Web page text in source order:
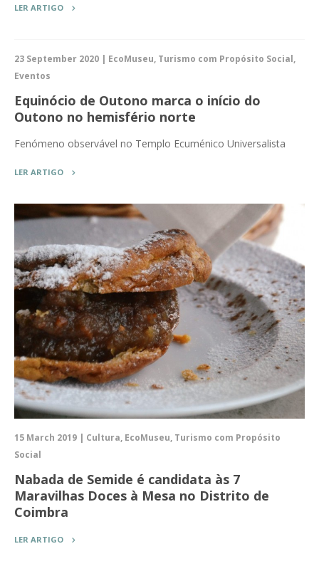
LER ARTIGO
23 September 2020 | EcoMuseu, Turismo com Propósito Social,
Eventos
Equinócio de Outono marca o início do
Outono no hemisfério norte
Fenómeno observável no Templo Ecuménico Universalista
LER ARTIGO
15 March 2019 | Cultura, EcoMuseu, Turismo com Propósito
Social
Nabada de Semide é candidata às 7
Maravilhas Doces à Mesa no Distrito de
Coimbra
LER ARTIGO